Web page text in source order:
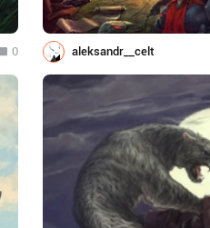
0 aleksandr__celt